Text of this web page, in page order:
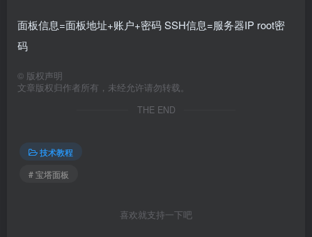
面板信息=面板地址+账户+密码 SSH信息=服务器IP root密
码
© 版权声明
文章版权归作者所有，未经允许请勿转载。
THE END
技术教程
# 宝塔面板
喜欢就支持一下吧